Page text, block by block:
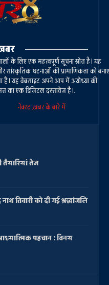
के लिए एक महत्वपूर्ण सूचना स्रोत है। यह
सांस्कृतिक घटनाओं की प्रामाणिकता को बनाए
है। यह वेबसाइट अपने आप में अयोध्या की
का एक डिजिटल दस्तावेज है।.
नेक्स्ट ख़बर के बारे में
तैयारियां तेज
तिवारी को दी गई श्रद्धांजलि
पहचान : विनय